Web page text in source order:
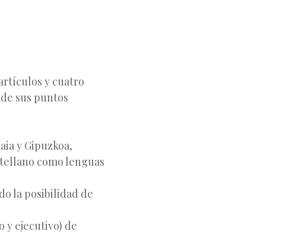
y cuatro
sus puntos
y Gipuzkoa,
como lenguas
la posibilidad de
y ejecutivo) de